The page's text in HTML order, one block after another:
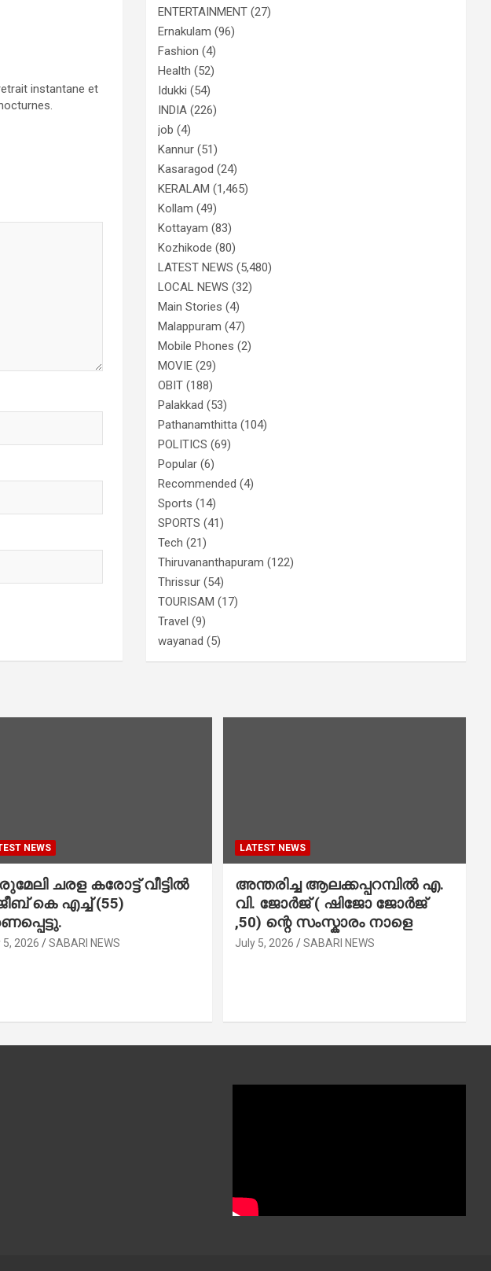
instantane et
ENTERTAINMENT (27)
Ernakulam (96)
Fashion (4)
Health (52)
Idukki (54)
INDIA (226)
job (4)
Kannur (51)
Kasaragod (24)
KERALAM (1,465)
Kollam (49)
Kottayam (83)
Kozhikode (80)
LATEST NEWS (5,480)
LOCAL NEWS (32)
Main Stories (4)
Malappuram (47)
Mobile Phones (2)
MOVIE (29)
OBIT (188)
Palakkad (53)
Pathanamthitta (104)
POLITICS (69)
Popular (6)
Recommended (4)
Sports (14)
SPORTS (41)
Tech (21)
Thiruvananthapuram (122)
Thrissur (54)
TOURISAM (17)
Travel (9)
wayanad (5)
NEWS
ചരള കരോട്ട് വീട്ടിൽ
കെ എച്ച് (55)
5, 2026 SABARI NEWS
LATEST NEWS
അന്തരിച്ച ആ​ല​ക്ക​പ്പ​റമ്പിൽ​ എ.​
വി. ജോ​ർ​ജ് ( ഷിജോ ജോർജ്
,50) ന്റെ സംസ്കാരം നാളെ
July 5, 2026 SABARI NEWS